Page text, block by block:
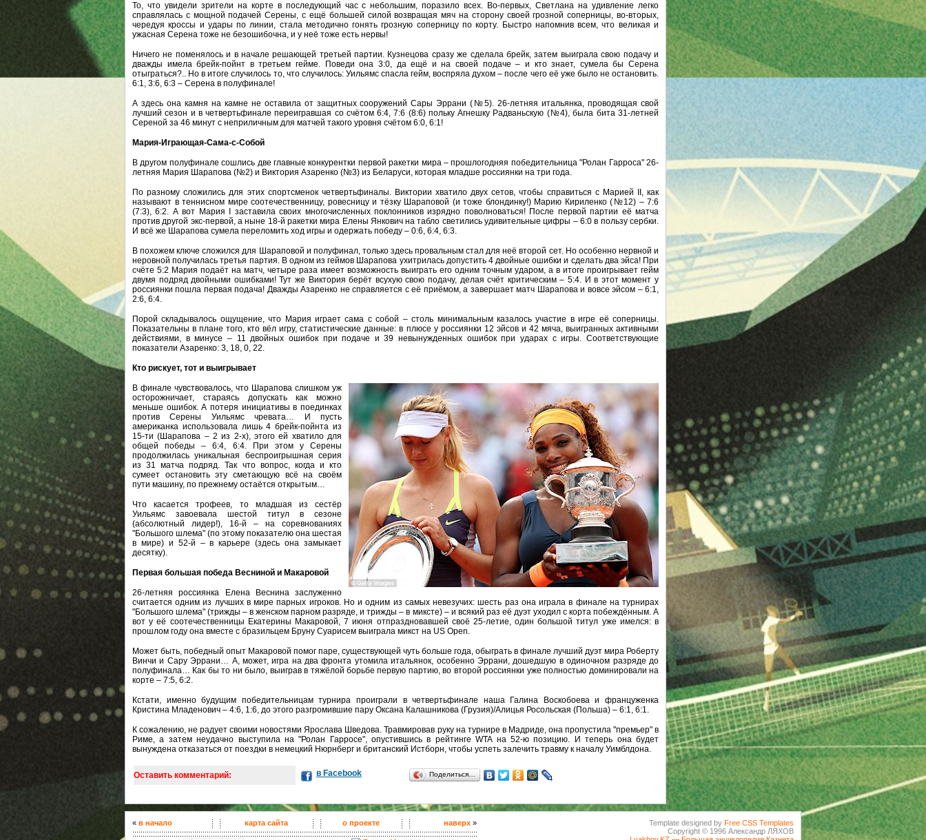
То, что увидели зрители на корте в последующий час с небольшим, поразило всех. Во-первых, Светлана на удивление легко
справлялась с мощной подачей Серены, с ещё большей силой возвращая мяч на сторону своей грозной соперницы, во-вторых,
чередуя кроссы и удары по линии, стала методично гонять грозную соперницу по корту. Быстро напомнив всем, что великая и
ужасная Серена тоже не безошибочна, и у неё тоже есть нервы!
Ничего не поменялось и в начале решающей третьей партии. Кузнецова сразу же сделала брейк, затем выиграла свою подачу и
дважды имела брейк-пойнт в третьем гейме. Поведи она 3:0, да ещё и на своей подаче – и кто знает, сумела бы Серена
отыграться?.. Но в итоге случилось то, что случилось: Уильямс спасла гейм, воспряла духом – после чего её уже было не остановить.
6:1, 3:6, 6:3 – Серена в полуфинале!
А здесь она камня на камне не оставила от защитных сооружений Сары Эррани (№5). 26-летняя итальянка, проводящая свой
лучший сезон и в четвертьфинале переигравшая со счётом 6:4, 7:6 (8:6) польку Агнешку Радваньскую (№4), была бита 31-летней
Сереной за 46 минут с неприличным для матчей такого уровня счётом 6:0, 6:1!
Мария-Играющая-Сама-с-Собой
В другом полуфинале сошлись две главные конкурентки первой ракетки мира – прошлогодняя победительница "Ролан Гарроса" 26-
летняя Мария Шарапова (№2) и Виктория Азаренко (№3) из Беларуси, которая младше россиянки на три года.
По разному сложились для этих спортсменок четвертьфиналы. Виктории хватило двух сетов, чтобы справиться с Марией II, как
называют в теннисном мире соотечественницу, ровесницу и тёзку Шараповой (и тоже блондинку!) Марию Кириленко (№12) – 7:6
(7:3), 6:2. А вот Мария I заставила своих многочисленных поклонников изрядно поволноваться! После первой партии её матча
против другой экс-первой, а ныне 18-й ракетки мира Елены Янкович на табло светились удивительные цифры – 6:0 в пользу сербки.
И всё же Шарапова сумела переломить ход игры и одержать победу – 0:6, 6:4, 6:3.
В похожем ключе сложился для Шараповой и полуфинал, только здесь провальным стал для неё второй сет. Но особенно нервной и
неровной получилась третья партия. В одном из геймов Шарапова ухитрилась допустить 4 двойные ошибки и сделать два эйса! При
счёте 5:2 Мария подаёт на матч, четыре раза имеет возможность выиграть его одним точным ударом, а в итоге проигрывает гейм
двумя подряд двойными ошибками! Тут же Виктория берёт всухую свою подачу, делая счёт критическим – 5:4. И в этот момент у
россиянки пошла первая подача! Дважды Азаренко не справляется с её приёмом, а завершает матч Шарапова и вовсе эйсом – 6:1,
2:6, 6:4.
Порой складывалось ощущение, что Мария играет сама с собой – столь минимальным казалось участие в игре её соперницы.
Показательны в плане того, кто вёл игру, статистические данные: в плюсе у россиянки 12 эйсов и 42 мяча, выигранных активными
действиями, в минусе – 11 двойных ошибок при подаче и 39 невынужденных ошибок при ударах с игры. Соответствующие
показатели Азаренко: 3, 18, 0, 22.
Кто рискует, тот и выигрывает
В финале чувствовалось, что Шарапова слишком уж
осторожничает, стараясь допускать как можно
меньше ошибок. А потеря инициативы в поединках
против Серены Уильямс чревата… И пусть
американка использовала лишь 4 брейк-пойнта из
15-ти (Шарапова – 2 из 2-х), этого ей хватило для
общей победы – 6:4, 6:4. При этом у Серены
продолжилась уникальная беспроигрышная серия
из 31 матча подряд. Так что вопрос, когда и кто
сумеет остановить эту сметающую всё на своём
пути машину, по прежнему остаётся открытым…
Что касается трофеев, то младшая из сестёр
Уильямс завоевала шестой титул в сезоне
(абсолютный лидер!), 16-й – на соревнованиях
"Большого шлема" (по этому показателю она шестая
в мире) и 52-й – в карьере (здесь она замыкает
десятку).
Первая большая победа Весниной и Макаровой
26-летняя россиянка Елена Веснина заслуженно
считается одним из лучших в мире парных игроков. Но и одним из самых невезучих: шесть раз она играла в финале на турнирах
"Большого шлема" (трижды – в женском парном разряде, и трижды – в миксте) – и всякий раз её дуэт уходил с корта побеждённым. А
вот у её соотечественницы Екатерины Макаровой, 7 июня отпраздновавшей своё 25-летие, один большой титул уже имелся: в
прошлом году она вместе с бразильцем Бруну Суарисем выиграла микст на US Open.
Может быть, победный опыт Макаровой помог паре, существующей чуть больше года, обыграть в финале лучший дуэт мира Роберту
Винчи и Сару Эррани… А, может, игра на два фронта утомила итальянок, особенно Эррани, дошедшую в одиночном разряде до
полуфинала… Как бы то ни было, выиграв в тяжёлой борьбе первую партию, во второй россиянки уже полностью доминировали на
корте – 7:5, 6:2.
Кстати, именно будущим победительницам турнира проиграли в четвертьфинале наша Галина Воскобоева и француженка
Кристина Младенович – 4:6, 1:6, до этого разгромившие пару Оксана Калашникова (Грузия)/Алицья Росольская (Польша) – 6:1, 6:1.
К сожалению, не радует своими новостями Ярослава Шведова. Травмировав руку на турнире в Мадриде, она пропустила "премьер" в
Риме, а затем неудачно выступила на "Ролан Гарросе", опустившись в рейтинге WTA на 52-ю позицию. И теперь она будет
вынуждена отказаться от поездки в немецкий Нюрнберг и британский Истборн, чтобы успеть залечить травму к началу Уимблдона.
Оставить комментарий: в Facebook Поделиться…
« в начало карта сайта о проекте наверх » Template designed by Free CSS Templates
Copyright © 1996 Александр ЛЯХОВ